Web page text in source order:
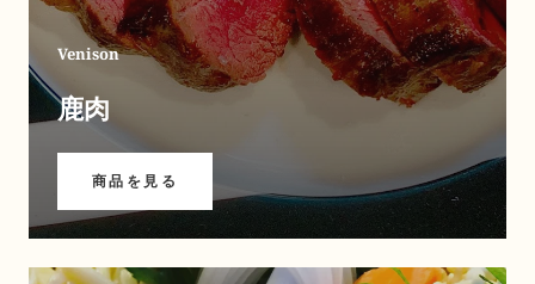
Venison
鹿肉
商品を見る